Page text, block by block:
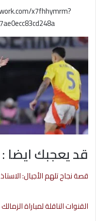
x7fhhymrm?
قد يعجبك ايضا :
قصة نجاح تلهم الأجيال:
القنوات الناقلة لمباراة